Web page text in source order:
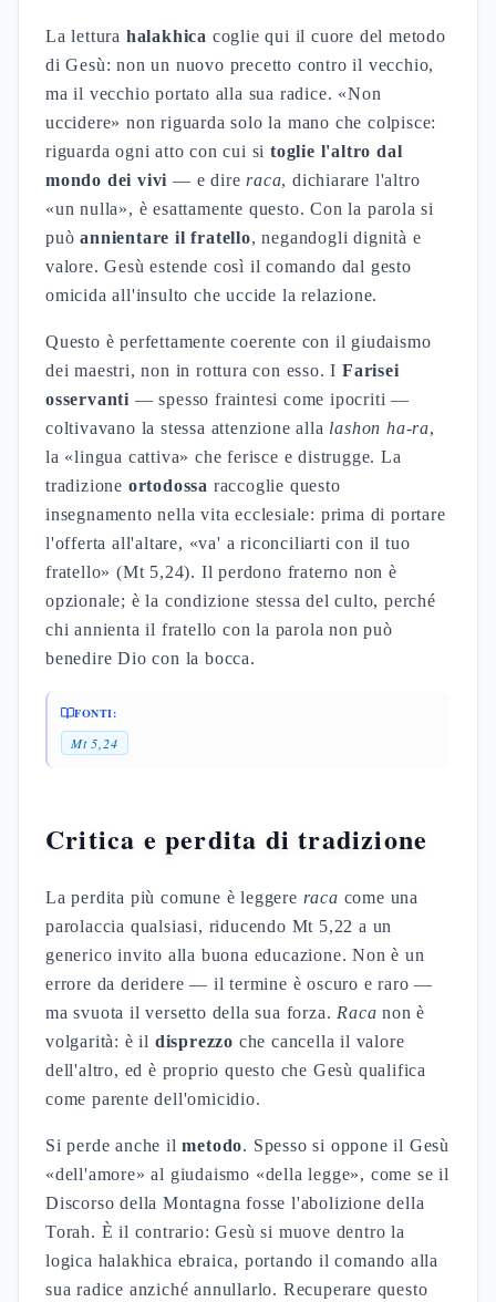
La lettura halakhica coglie qui il cuore del metodo
di Gesù: non un nuovo precetto contro il vecchio,
ma il vecchio portato alla sua radice. «Non
uccidere» non riguarda solo la mano che colpisce:
riguarda ogni atto con cui sitoglie l'altro dal
mondo dei vivi — e dire raca, dichiarare l'altro
«un nulla», è esattamente questo. Con la parola si
puòannientare il fratello, negandogli dignità e
valore. Gesù estende così il comando dal gesto
omicida all'insulto che uccide la relazione.
Questo è perfettamente coerente con il giudaismo
dei maestri, non in rottura con esso. IFarisei
osservanti — spesso fraintesi come ipocriti —
coltivavano la stessa attenzione alla lashon ha-ra,
la «lingua cattiva» che ferisce e distrugge. La
tradizione ortodossa raccoglie questo
insegnamento nella vita ecclesiale: prima di portare
l'offerta all'altare, «va' a riconciliarti con il tuo
fratello» (Mt 5,24). Il perdono fraterno non è
opzionale; è la condizione stessa del culto, perché
chi annienta il fratello con la parola non può
benedire Dio con la bocca.
FONTI:
Mt 5,24
Critica e perdita di tradizione
La perdita più comune è leggere raca come una
parolaccia qualsiasi, riducendo Mt 5,22 a un
generico invito alla buona educazione. Non è un
errore da deridere — il termine è oscuro e raro —
ma svuota il versetto della sua forza. Raca non è
volgarità: è il disprezzo che cancella il valore
dell'altro, ed è proprio questo che Gesù qualifica
come parente dell'omicidio.
Si perde anche ilmetodo. Spesso si oppone il Gesù
«dell'amore» al giudaismo «della legge», come se il
Discorso della Montagna fosse l'abolizione della
Torah. È il contrario: Gesù si muove dentro la
logica halakhica ebraica, portando il comando alla
sua radice anziché annullarlo. Recuperare questo